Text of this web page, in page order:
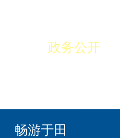
政务公开
畅游于田